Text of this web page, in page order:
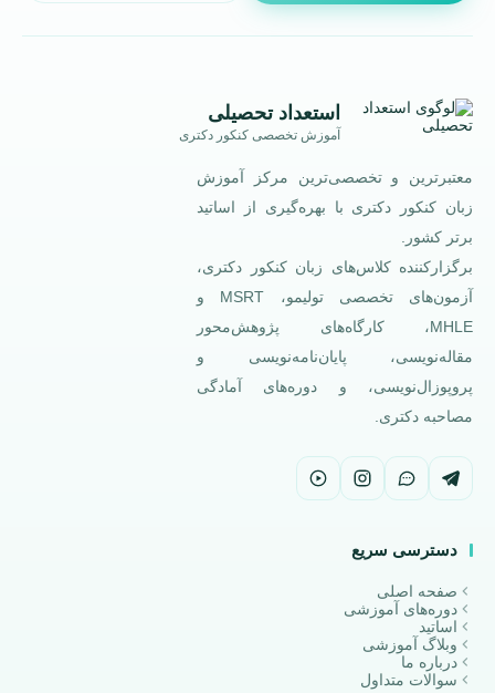
استعداد تحصیلی
آموزش تخصصی کنکور دکتری
معتبرترین و تخصصی‌ترین مرکز آموزش
زبان کنکور دکتری با بهره‌گیری از اساتید
برتر کشور.
برگزارکننده کلاس‌های زبان کنکور دکتری،
آزمون‌های تخصصی تولیمو، MSRT و
MHLE، کارگاه‌های پژوهش‌محور
مقاله‌نویسی، پایان‌نامه‌نویسی و
پروپوزال‌نویسی، و دوره‌های آمادگی
مصاحبه دکتری.
دسترسی سریع
صفحه اصلی
دوره‌های آموزشی
اساتید
وبلاگ آموزشی
درباره ما
سوالات متداول